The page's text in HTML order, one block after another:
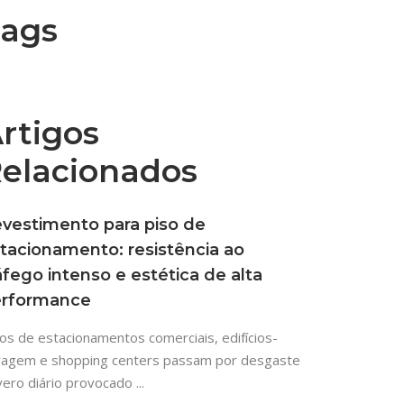
para piso de
resistência ao
intenso e estética de alta
de estacionamentos comerciais, edifícios-
e shopping centers passam por desgaste
diário provocado ...